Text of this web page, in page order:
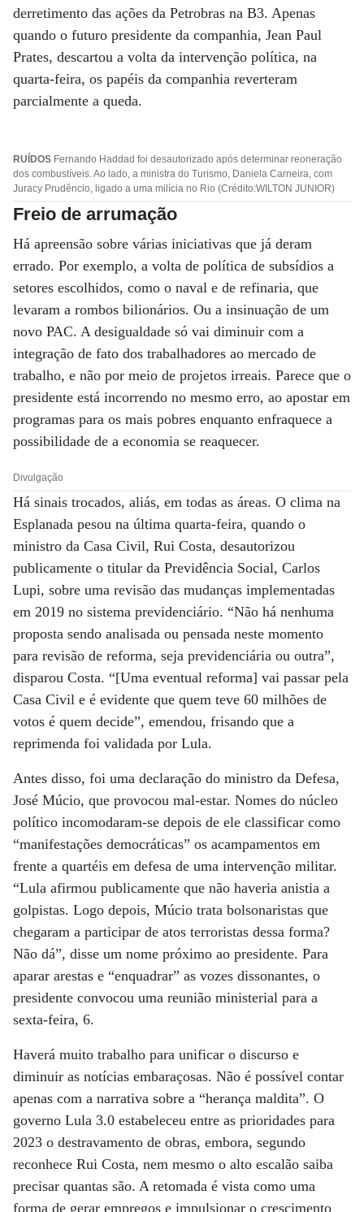
derretimento das ações da Petrobras na B3. Apenas
quando o futuro presidente da companhia, Jean Paul
Prates, descartou a volta da intervenção política, na
quarta-feira, os papéis da companhia reverteram
parcialmente a queda.
RUÍDOS Fernando Haddad foi desautorizado após determinar reoneração
dos combustíveis. Ao lado, a ministra do Turismo, Daniela Carneira, com
Juracy Prudêncio, ligado a uma milícia no Rio (Crédito:WILTON JUNIOR)
Freio de arrumação
Há apreensão sobre várias iniciativas que já deram
errado. Por exemplo, a volta de política de subsídios a
setores escolhidos, como o naval e de refinaria, que
levaram a rombos bilionários. Ou a insinuação de um
novo PAC. A desigualdade só vai diminuir com a
integração de fato dos trabalhadores ao mercado de
trabalho, e não por meio de projetos irreais. Parece que o
presidente está incorrendo no mesmo erro, ao apostar em
programas para os mais pobres enquanto enfraquece a
possibilidade de a economia se reaquecer.
Divulgação
Há sinais trocados, aliás, em todas as áreas. O clima na
Esplanada pesou na última quarta-feira, quando o
ministro da Casa Civil, Rui Costa, desautorizou
publicamente o titular da Previdência Social, Carlos
Lupi, sobre uma revisão das mudanças implementadas
em 2019 no sistema previdenciário. “Não há nenhuma
proposta sendo analisada ou pensada neste momento
para revisão de reforma, seja previdenciária ou outra”,
disparou Costa. “[Uma eventual reforma] vai passar pela
Casa Civil e é evidente que quem teve 60 milhões de
votos é quem decide”, emendou, frisando que a
reprimenda foi validada por Lula.
Antes disso, foi uma declaração do ministro da Defesa,
José Múcio, que provocou mal-estar. Nomes do núcleo
político incomodaram-se depois de ele classificar como
“manifestações democráticas” os acampamentos em
frente a quartéis em defesa de uma intervenção militar.
“Lula afirmou publicamente que não haveria anistia a
golpistas. Logo depois, Múcio trata bolsonaristas que
chegaram a participar de atos terroristas dessa forma?
Não dá”, disse um nome próximo ao presidente. Para
aparar arestas e “enquadrar” as vozes dissonantes, o
presidente convocou uma reunião ministerial para a
sexta-feira, 6.
Haverá muito trabalho para unificar o discurso e
diminuir as notícias embaraçosas. Não é possível contar
apenas com a narrativa sobre a “herança maldita”. O
governo Lula 3.0 estabeleceu entre as prioridades para
2023 o destravamento de obras, embora, segundo
reconhece Rui Costa, nem mesmo o alto escalão saiba
precisar quantas são. A retomada é vista como uma
forma de gerar empregos e impulsionar o crescimento